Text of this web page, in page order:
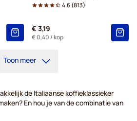
4.6(813)
€ 3,19
€ 0,40 / kop
Toon meer
de Italiaanse koffieklassieker
En hou je van de combinatie van